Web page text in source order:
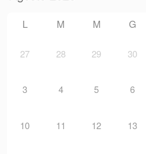
L M M G
27 28 29 30
3 4 5 6
10 11 12 13